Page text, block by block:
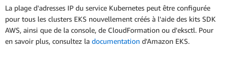
La plage d'adresses IP du service Kubernetes peut être configurée
pour tous les clusters EKS nouvellement créés à l'aide des kits SDK
AWS, ainsi que de la console, de CloudFormation ou d'eksctl. Pour
en savoir plus, consultez la documentation d'Amazon EKS.